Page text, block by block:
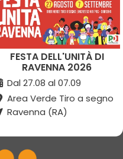
FESTA DELL'UNITÀ DI
RAVENNA 2026
Dal 27.08 al 07.09
Area Verde Tiro a segno
Ravenna (RA)